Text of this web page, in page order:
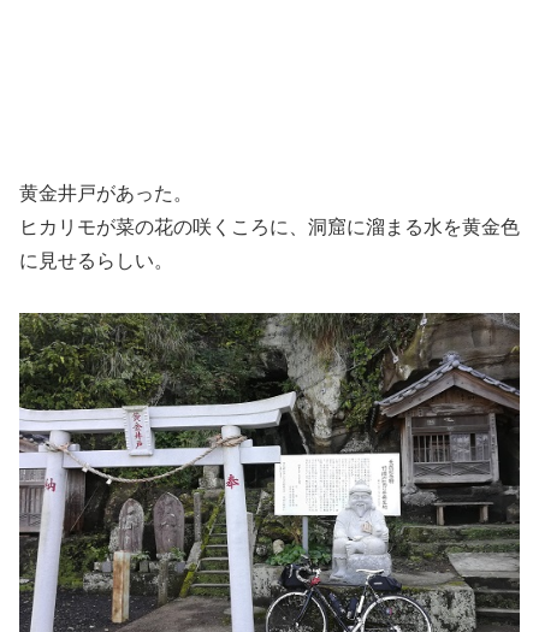
黄金井戸があった。
ヒカリモが菜の花の咲くころに、洞窟に溜まる水を黄金色
に見せるらしい。